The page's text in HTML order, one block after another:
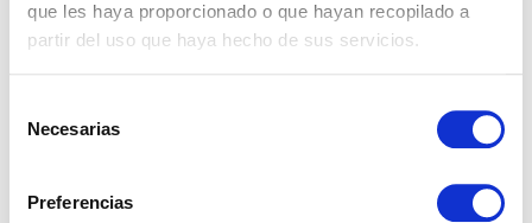
que les haya proporcionado o que hayan recopilado a
partir del uso que haya hecho de sus servicios.
Necesarias
Preferencias
REF: 02051
Las Mesas, Estepona.
3